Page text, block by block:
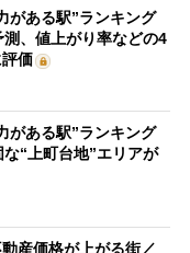
がある駅”ランキング
、値上がり率などの4
価
がある駅”ランキング
“上町台地”エリアが
動産価格が上がる街／